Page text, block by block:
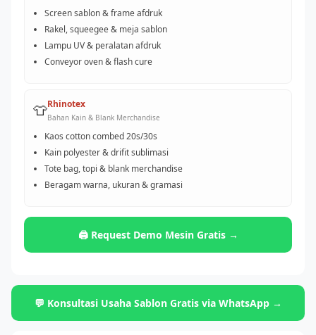
Screen sablon & frame afdruk
Rakel, squeegee & meja sablon
Lampu UV & peralatan afdruk
Conveyor oven & flash cure
👕Rhinotex
Bahan Kain & Blank Merchandise
Kaos cotton combed 20s/30s
Kain polyester & drifit sublimasi
Tote bag, topi & blank merchandise
Beragam warna, ukuran & gramasi
🖨️ Request Demo Mesin Gratis →
💬 Konsultasi Usaha Sablon Gratis via WhatsApp →